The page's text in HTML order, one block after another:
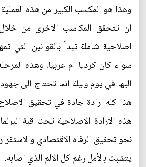
وهذا هو المكسب الكبير من هذه العملية
ان تتحقق المكاسب الاخرى من خلال
اصلاحية شاملة تبدأ بالقوانين التي
سواء كان كرديا ام عربيا. وهذه
اليها في يوم وليلة انما تحتاج الى
هذا كله ارادة جادة في تحقيق
هذه الارادة الاصلاحية تحت قبة
نحو تحقيق الرفاه الاقتصادي
يتشبث بالأمل رغم كل الالم الذي اصابه.